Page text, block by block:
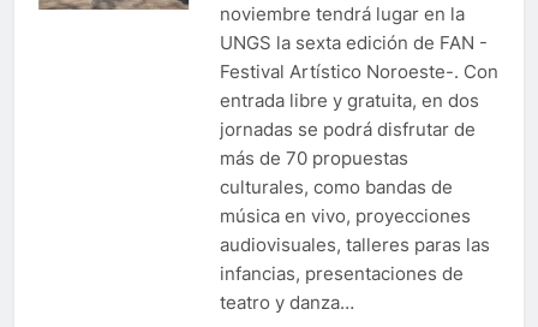
noviembre tendrá lugar en la
UNGS la sexta edición de FAN -
Festival Artístico Noroeste-. Con
entrada libre y gratuita, en dos
jornadas se podrá disfrutar de
más de 70 propuestas
culturales, como bandas de
música en vivo, proyecciones
audiovisuales, talleres paras las
infancias, presentaciones de
teatro y danza…